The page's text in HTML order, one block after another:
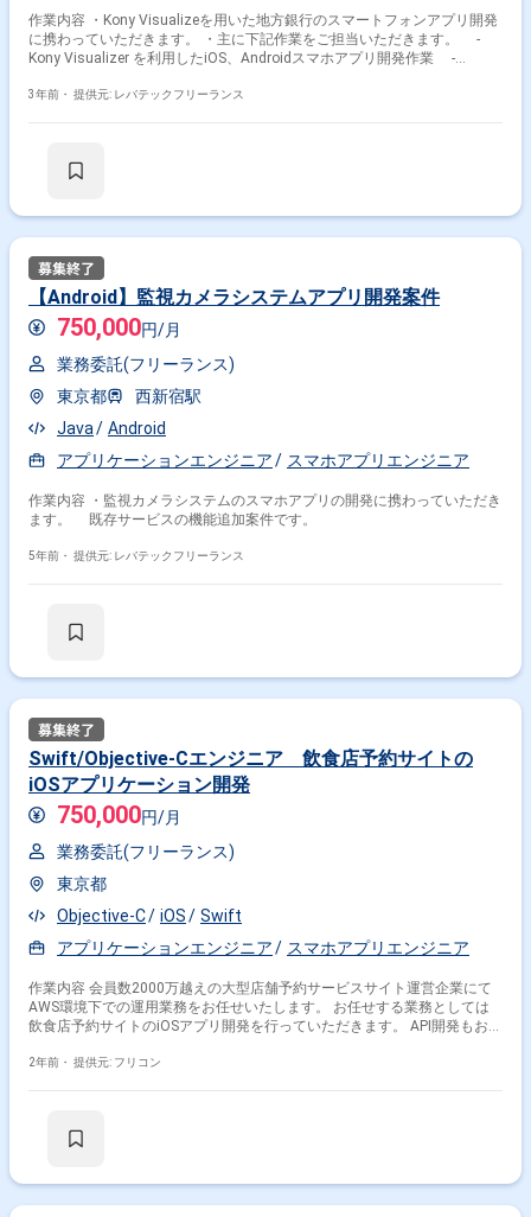
作業内容 ・Kony Visualizeを用いた地方銀行のスマートフォンアプリ開発
に携わっていただきます。 ・主に下記作業をご担当いただきます。 -
Kony Visualizer を利用したiOS、Androidスマホアプリ開発作業 -
3年前・ 提供元: レバテックフリーランス
【Android】監視カメラシステムアプリ開発案件
750,000円/月
業務委託(フリーランス)
東京都
西新宿駅
Java
Android
アプリケーションエンジニア
スマホアプリエンジニア
作業内容 ・監視カメラシステムのスマホアプリの開発に携わっていただき
ます。 既存サービスの機能追加案件です。
5年前・ 提供元: レバテックフリーランス
Swift/Objective-Cエンジニア 飲食店予約サイトの
iOSアプリケーション開発
750,000円/月
業務委託(フリーランス)
東京都
Objective-C
iOS
Swift
アプリケーションエンジニア
スマホアプリエンジニア
作業内容 会員数2000万越えの大型店舗予約サービスサイト運営企業にて
AWS環境下での運用業務をお任せいたします。 お任せする業務としては
飲食店予約サイトのiOSアプリ開発を行っていただきます。 API開発もおま
2年前・ 提供元: フリコン